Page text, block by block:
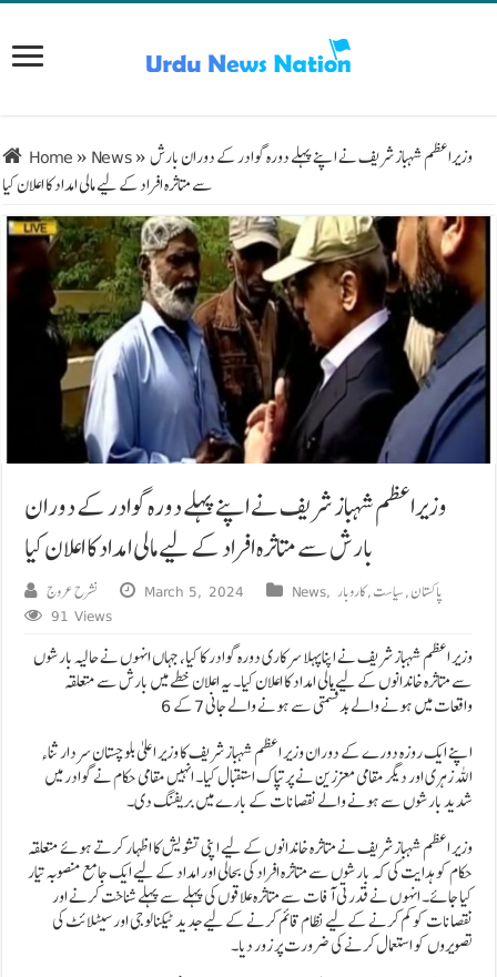
Home » News»وزیراعظم شہباز شریف نے اپنے پہلے دورہ گوادر کے دوران بارش
سے متاثرہ افراد کے لیے مالی امداد کا اعلان کیا
وزیراعظم شہباز شریف نے اپنے پہلے دورہ گوادر کے دوران
بارش سے متاثرہ افراد کے لیے مالی امداد کا اعلان کیا
نشرح عروج March 5, 2024 News, پاکستان,سیاست,کاروبار
91 Views
وزیر اعظم شہباز شریف نے اپنا پہلا سرکاری دورہ گوادر کا کیا، جہاں انہوں نے حالیہ بارشوں
سے متاثرہ خاندانوں کے لیے مالی امداد کا اعلان کیا۔ یہ اعلان خطے میں بارش سے متعلقہ
واقعات میں ہونے والے بدقسمتی سے ہونے والے جانی7 کے 6
اپنے ایک روزہ دورے کے دوران وزیر اعظم شہباز شریف کا وزیر اعلیٰ بلوچستان سردار ثناء
اللہ زہری اور دیگر مقامی معززین نے پرتپاک استقبال کیا۔ انہیں مقامی حکام نے گوادر میں
شدید بارشوں سے ہونے والے نقصانات کے بارے میں بریفنگ دی۔
وزیر اعظم شہباز شریف نے متاثرہ خاندانوں کے لیے اپنی تشویش کا اظہار کرتے ہوئے متعلقہ
حکام کو ہدایت کی کہ بارشوں سے متاثرہ افراد کی بحالی اور امداد کے لیے ایک جامع منصوبہ تیار
کیا جائے۔ انہوں نے قدرتی آفات سے متاثرہ علاقوں کی پہلے سے پہلے شناخت کرنے اور
نقصانات کو کم کرنے کے لیے نظام قائم کرنے کے لیے جدید ٹیکنالوجی اور سیٹلائٹ کی
تصویروں کو استعمال کرنے کی ضرورت پر زور دیا۔